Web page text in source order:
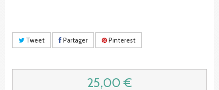
Tweet Partager Pinterest
25,00 €